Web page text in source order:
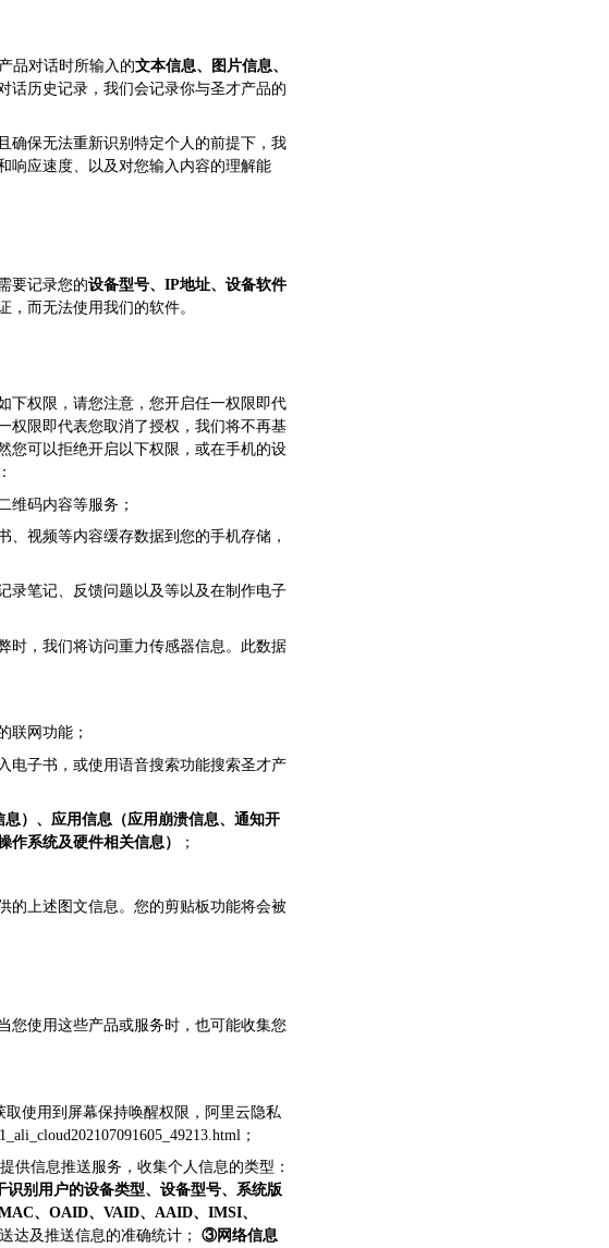
品对话时所输入的文本信息、图片信息、
话历史记录，我们会记录你与圣才产品的
确保无法重新识别特定个人的前提下，我
响应速度、以及对您输入内容的理解能
要记录您的设备型号、IP地址、设备软件
，而无法使用我们的软件。
下权限，请您注意，您开启任一权限即代
权限即代表您取消了授权，我们将不再基
您可以拒绝开启以下权限，或在手机的设
维码内容等服务；
、视频等内容缓存数据到您的手机存储，
录笔记、反馈问题以及等以及在制作电子
时，我们将访问重力传感器信息。此数据
联网功能；
电子书，或使用语音搜索功能搜索圣才产
）、应用信息（应用崩溃信息、通知开
系统及硬件相关信息）
；
的上述图文信息。您的剪贴板功能将会被
您使用这些产品或服务时，也可能收集您
取使用到屏幕保持唤醒权限，阿里云隐私
；
供信息推送服务，收集个人信息的类型：
别用户的设备类型、设备型号、系统版
、OAID、VAID、AAID、IMSI、
达及推送信息的准确统计； ③网络信息